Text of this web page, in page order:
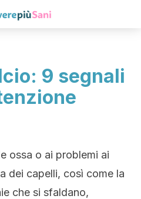
9 segnali
ossa o ai problemi ai
dei capelli, così come la
che si sfaldano,